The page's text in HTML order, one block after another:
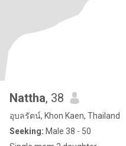
Nattha, 38
อุบลรัตน์, Khon Kaen, Thailand
Seeking: Male 38 - 50